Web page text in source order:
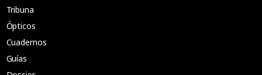
Tribuna
Ópticos
Cuadernos
Guías